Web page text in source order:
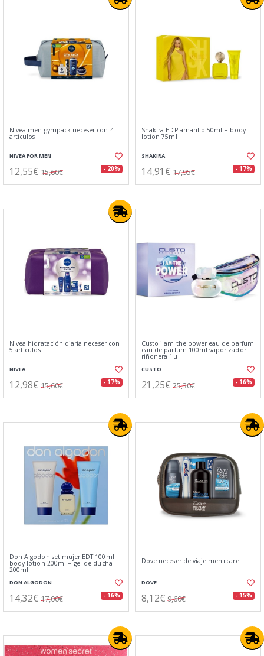
Nivea men gympack neceser con 4
artículos
NIVEA FOR MEN
12,55€ 15,60€ - 20%
Shakira EDP amarillo 50ml + body
lotion 75ml
SHAKIRA
14,91€ 17,95€ - 17%
Nivea hidratación diaria neceser con
5 artículos
NIVEA
12,98€ 15,60€ - 17%
Custo i am the power eau de parfum
eau de parfum 100ml vaporizador +
riñonera 1u
CUSTO
21,25€ 25,30€ - 16%
Don Algodon set mujer EDT 100ml +
body lotion 200ml + gel de ducha
200ml
DON ALGODON
14,32€ 17,00€ - 16%
Dove neceser de viaje men+care
DOVE
8,12€ 9,60€ - 15%